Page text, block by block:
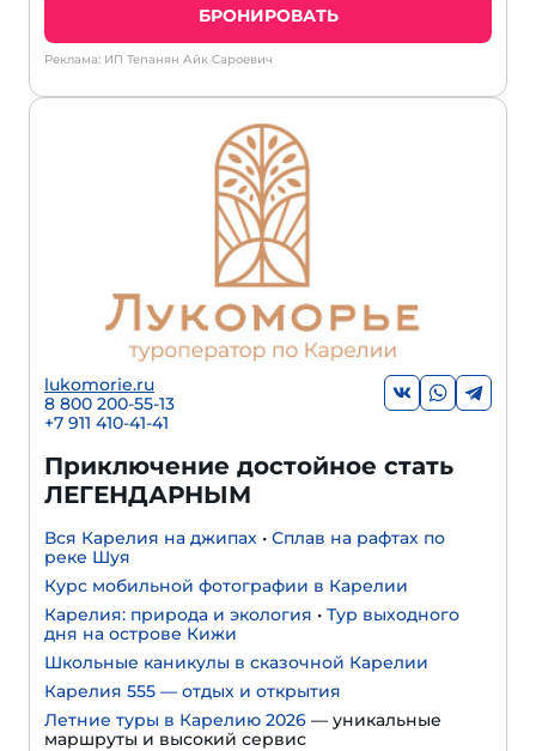
БРОНИРОВАТЬ
Реклама: ИП Тепанян Айк Сароевич
lukomorie.ru
8 800 200-55-13
+7 911 410-41-41
Приключение достойное стать
ЛЕГЕНДАРНЫМ
Вся Карелия на джипах • Сплав на рафтах по
реке Шуя
Курс мобильной фотографии в Карелии
Карелия: природа и экология • Тур выходного
дня на острове Кижи
Школьные каникулы в сказочной Карелии
Карелия 555 — отдых и открытия
Летние туры в Карелию 2026 — уникальные
маршруты и высокий сервис